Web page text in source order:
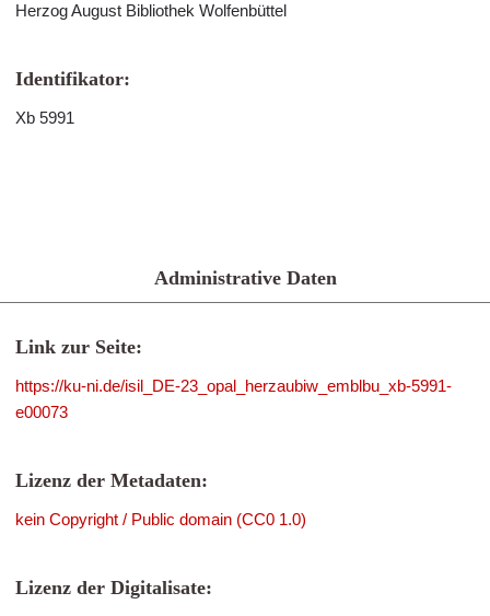
Herzog August Bibliothek Wolfenbüttel
Identifikator:
Xb 5991
Administrative Daten
Link zur Seite:
https://ku-ni.de/isil_DE-23_opal_herzaubiw_emblbu_xb-5991-
e00073
Lizenz der Metadaten:
kein Copyright / Public domain (CC0 1.0)
Lizenz der Digitalisate: